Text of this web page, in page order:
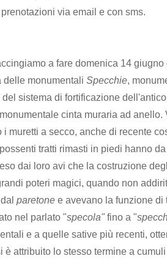
via email e con sms.
a fare domenica 14
delle monumentali Specchie,
del sistema di fortificazione
cinta muraria ad
i muretti a secco, anche di recente
tratti rimasti in piedi hanno
dai loro avi che la costruzione
poteri magici, quando non
paretone e avevano la funzione
nel parlato "specola" fino a "
e a quelle sative più recenti,
è attribuito lo stesso termine a